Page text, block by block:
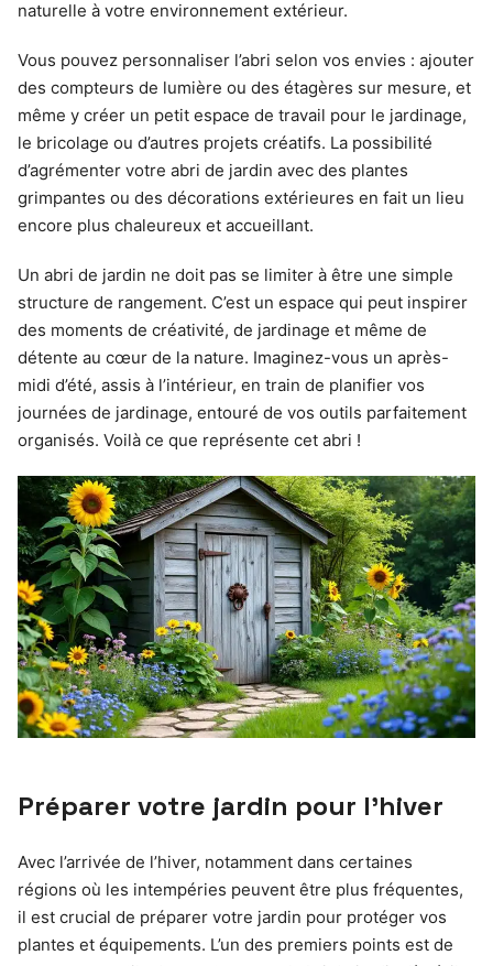
naturelle à votre environnement extérieur.
Vous pouvez personnaliser l’abri selon vos envies : ajouter
des compteurs de lumière ou des étagères sur mesure, et
même y créer un petit espace de travail pour le jardinage,
le bricolage ou d’autres projets créatifs. La possibilité
d’agrémenter votre abri de jardin avec des plantes
grimpantes ou des décorations extérieures en fait un lieu
encore plus chaleureux et accueillant.
Un abri de jardin ne doit pas se limiter à être une simple
structure de rangement. C’est un espace qui peut inspirer
des moments de créativité, de jardinage et même de
détente au cœur de la nature. Imaginez-vous un après-
midi d’été, assis à l’intérieur, en train de planifier vos
journées de jardinage, entouré de vos outils parfaitement
organisés. Voilà ce que représente cet abri !
Préparer votre jardin pour l’hiver
Avec l’arrivée de l’hiver, notamment dans certaines
régions où les intempéries peuvent être plus fréquentes,
il est crucial de préparer votre jardin pour protéger vos
plantes et équipements. L’un des premiers points est de